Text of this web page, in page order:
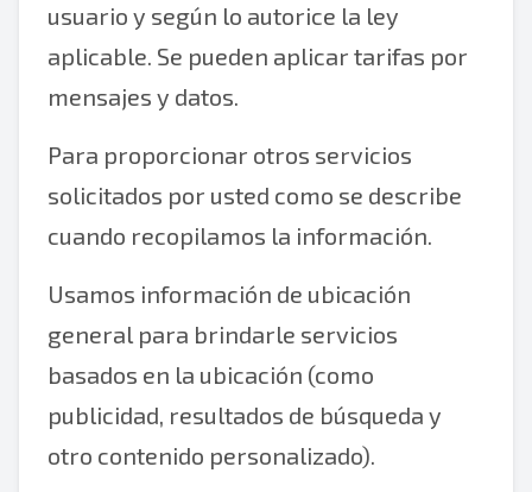
usuario y según lo autorice la ley
aplicable. Se pueden aplicar tarifas por
mensajes y datos.
Para proporcionar otros servicios
solicitados por usted como se describe
cuando recopilamos la información.
Usamos información de ubicación
general para brindarle servicios
basados en la ubicación (como
publicidad, resultados de búsqueda y
otro contenido personalizado).